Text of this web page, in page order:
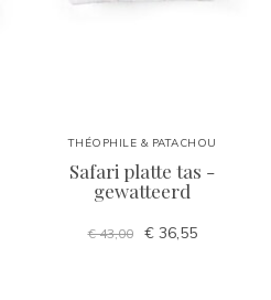
THÉOPHILE & PATACHOU
Safari platte tas -
gewatteerd
€ 43,00 € 36,55